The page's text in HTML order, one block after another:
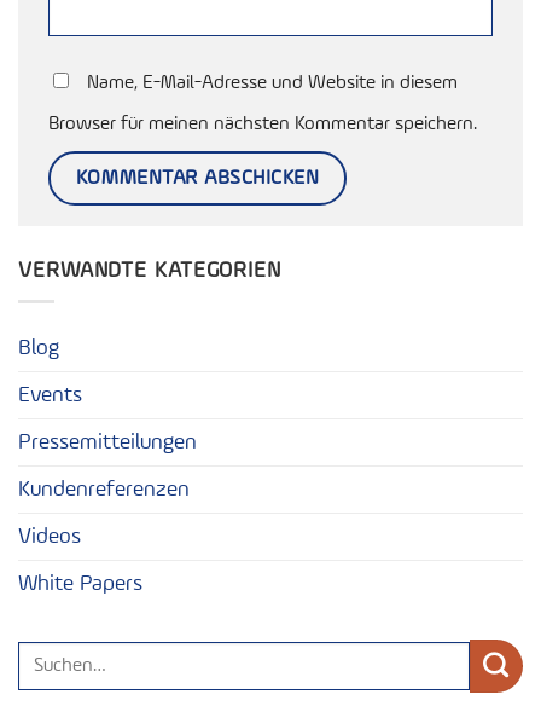
Name, E-Mail-Adresse und Website in diesem
Browser für meinen nächsten Kommentar speichern.
VERWANDTE KATEGORIEN
Blog
Events
Pressemitteilungen
Kundenreferenzen
Videos
White Papers